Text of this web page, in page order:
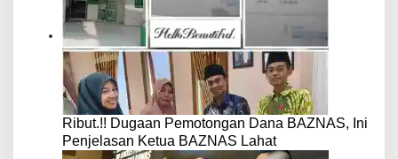
Ribut.!! Dugaan Pemotongan Dana BAZNAS, Ini
Penjelasan Ketua BAZNAS Lahat